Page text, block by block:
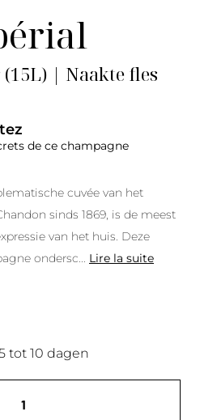
| Naakte fles
de ce champagne
cuvée van het
sinds 1869, is de meest
van het huis. Deze
ondersc
Lire la suite
tot 10 dagen